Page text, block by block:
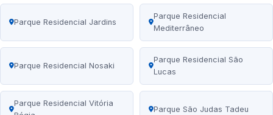
Parque Residencial Jardins
Parque Residencial
Mediterrâneo
Parque Residencial Nosaki
Parque Residencial São
Lucas
Parque Residencial Vitória
Parque São Judas Tadeu